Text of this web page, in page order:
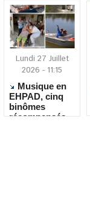
Lundi 27 Juillet
2026 - 11:15
Musique en
EHPAD, cinq
binômes
récompensés